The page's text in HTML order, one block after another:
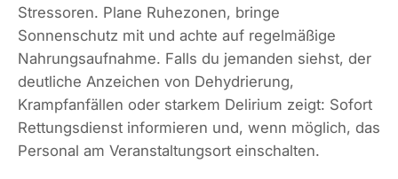
Stressoren. Plane Ruhezonen, bringe
Sonnenschutz mit und achte auf regelmäßige
Nahrungsaufnahme. Falls du jemanden siehst, der
deutliche Anzeichen von Dehydrierung,
Krampfanfällen oder starkem Delirium zeigt: Sofort
Rettungsdienst informieren und, wenn möglich, das
Personal am Veranstaltungsort einschalten.